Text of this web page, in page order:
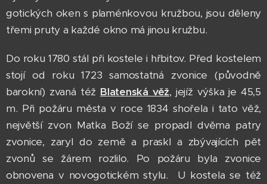
gotických oken s plaménkovou kružbou, jsou děleny
třemi pruty a každé okno má jinou kružbu.
Do roku 1780 stál při kostele i hřbitov. Před kostelem
stojí od roku 1723 samostatná zvonice (původně
barokní) zvaná též Blatenská věž, jejíž výška je 45,5
m. Při požáru města v roce 1834 shořela i tato věž,
největší zvon Matka Boží se propadl dvěma patry
zvonice, zaryl do země a praskl a zbývajících pět
zvonů se žárem rozlilo. Po požáru byla zvonice
obnovena v novogotickém stylu. U kostela se též